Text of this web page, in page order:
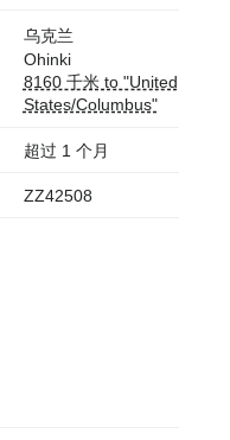
乌克兰
Ohinki
8160 千米 to "United
States/Columbus"
超过 1 个月
ZZ42508